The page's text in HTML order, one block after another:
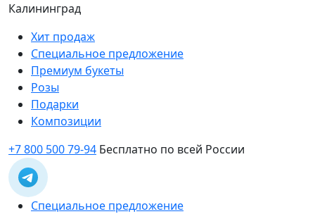
Калининград
Хит продаж
Специальное предложение
Премиум букеты
Розы
Подарки
Композиции
+7 800 500 79-94 Бесплатно по всей России
Специальное предложение